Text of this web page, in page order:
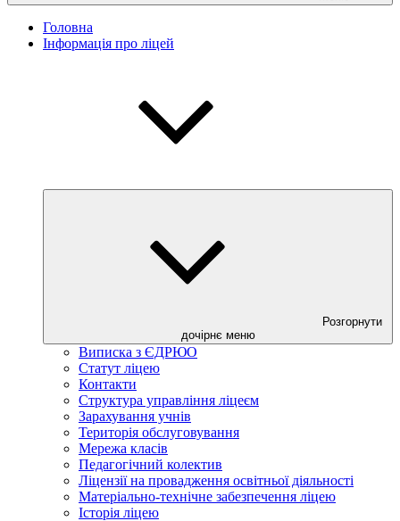
Головна
Інформація про ліцей
Розгорнути
дочірнє меню
Виписка з ЄДРЮО
Статут ліцею
Контакти
Структура управління ліцеєм
Зарахування учнів
Територія обслуговування
Мережа класів
Педагогічний колектив
Ліцензії на провадження освітньої діяльності
Матеріально-технічне забезпечення ліцею
Історія ліцею